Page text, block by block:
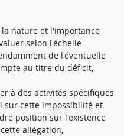
la nature et l'importance
selon l'échelle
de l'éventuelle
au titre du déficit,
à des activités spécifiques
sur cette impossibilité et
position sur l'existence
allégation,